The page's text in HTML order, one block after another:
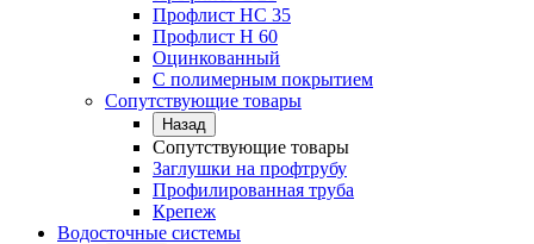
Профлист НС 35
Профлист Н 60
Оцинкованный
С полимерным покрытием
Сопутствующие товары
Назад
Сопутствующие товары
Заглушки на профтрубу
Профилированная труба
Крепеж
Водосточные системы